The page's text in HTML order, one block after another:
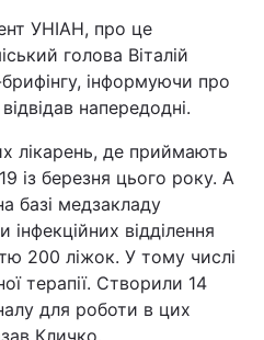
УНІАН, про це
голова Віталій
інформуючи про
напередодні.
лікарень, де приймають
із березня цього року. А
базі медзакладу
інфекційних відділення
200 ліжок. У тому числі
терапії. Створили 14
для роботи в цих
Кличко.